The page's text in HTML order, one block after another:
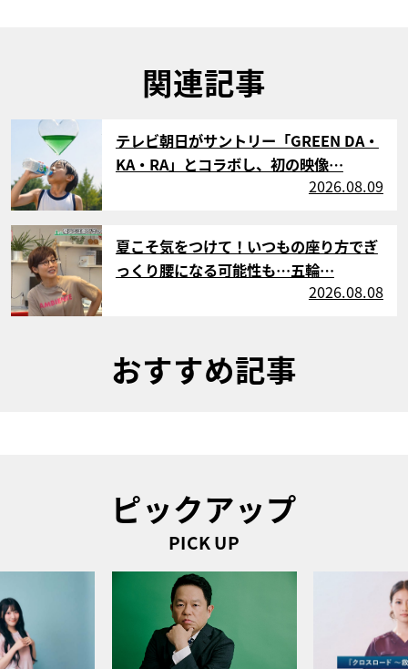
関連記事
テレビ朝日がサントリー「GREEN DA・
KA・RA」とコラボし、初の映像…
2026.08.09
サムネイル
夏こそ気をつけて！いつもの座り方でぎ
っくり腰になる可能性も…五輪…
2026.08.08
おすすめ記事
ピックアップ
PICK UP